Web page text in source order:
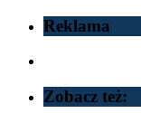
Reklama
Zobacz też: